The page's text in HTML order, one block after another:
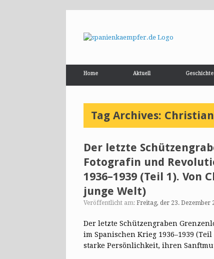
Home Aktuell Geschichte
Tag Archives:
Der letzte
Fotografin und
1936–1939 (Teil 1). Von
junge Welt)
Veröffentlicht am: Freitag, der 23. Dezember
Der letzte Schützengraben
im Spanischen Krieg 1936–1939
starke Persönlichkeit, ihren